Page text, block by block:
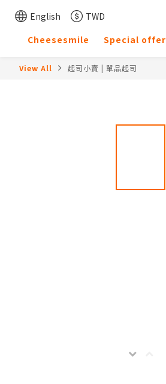
English
TWD
Cheesesmile
Special offer
View All 起司小賣 | 單品起司